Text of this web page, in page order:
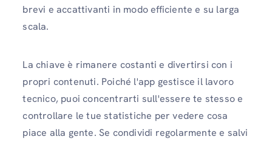
brevi e accattivanti in modo efficiente e su larga
scala.
La chiave è rimanere costanti e divertirsi con i
propri contenuti. Poiché l'app gestisce il lavoro
tecnico, puoi concentrarti sull'essere te stesso e
controllare le tue statistiche per vedere cosa
piace alla gente. Se condividi regolarmente e salvi